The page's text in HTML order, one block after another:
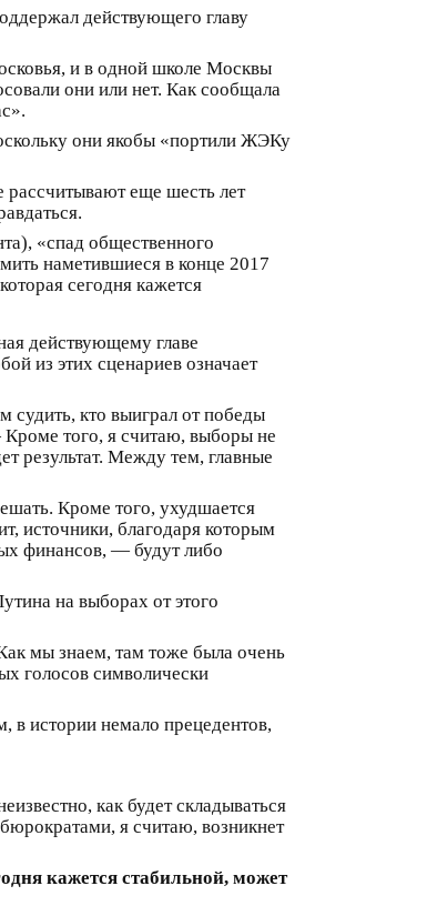
действующего главу
и в одной школе Москвы
они или нет. Как сообщала
они якобы «портили ЖЭКу
еще шесть лет
«спад общественного
наметившиеся в конце 2017
сегодня кажется
действующему главе
из этих сценариев означает
кто выиграл от победы
того, я считаю, выборы не
результат. Между тем, главные
Кроме того, ухудшается
источники, благодаря которым
финансов, — будут либо
на выборах от этого
мы знаем, там тоже была очень
голосов символически
в истории немало прецедентов,
как будет складываться
я считаю, возникнет
кажется стабильной, может